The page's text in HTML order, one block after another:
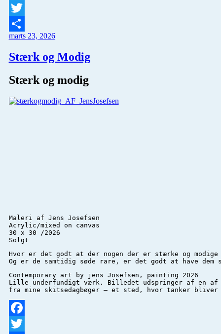
Facebook
Twitter
Del
marts 23, 2026
Stærk og Modig
Stærk og modig
Maleri af Jens Josefsen
Acrylic/mixed on canvas
30 x 30 /2026
Solgt
Hvor er det godt at der nogen der er stærke og modige
Og er de samtidig søde rare, er det godt at have dem
Contemporary art by jens Josefsen, painting 2026
Lille underfundigt værk. Billedet udspringer af en af
fra mine skitsedagbøger – et sted, hvor tanker
Facebook